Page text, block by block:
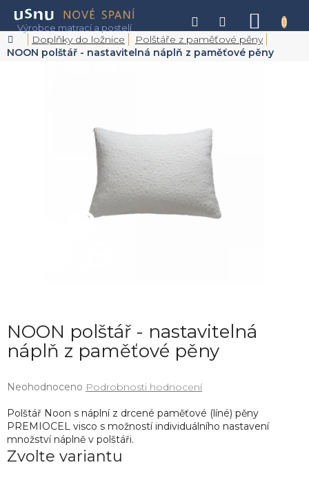
obsah
Domů
Doplňky do ložnice
Polštáře z paměťové pěny
NOON polštář - nastavitelná náplň z paměťové pěny
NOON polštář - nastavitelná
náplň z paměťové pěny
Průměrné
produktu
je
0,0
z
5
Neohodnoceno Podrobnosti hodnocení
Zvolte variantu
Polštář Noon s náplní z drcené paměťové (líné) pěny
PREMIOCEL visco s možností individuálního nastavení
množství náplně v polštáři.